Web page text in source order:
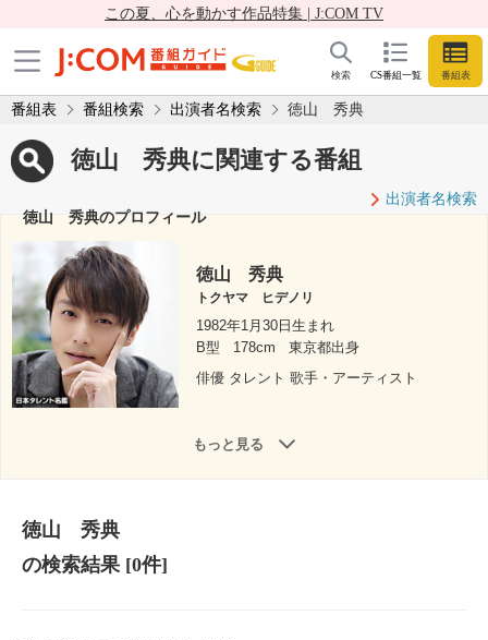
この夏、心を動かす作品特集 | J:COM TV
CS番組一覧 番組表
検索
番組表 番組検索 出演者名検索 徳山 秀典
徳山 秀典に関連する番組
出演者名検索
徳山 秀典のプロフィール
徳山 秀典
トクヤマ ヒデノリ
1982年1月30日生まれ
B型
178cm
東京都出身
俳優 タレント 歌手・アーティスト
もっと見る
徳山 秀典
の検索結果[0件]